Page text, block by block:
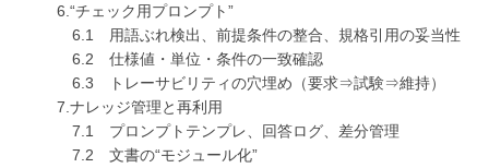
6.“チェック用プロンプト”
6.1 用語ぶれ検出、前提条件の整合、規格引用の妥当性
6.2 仕様値・単位・条件の一致確認
6.3 トレーサビリティの穴埋め（要求⇒試験⇒維持）
7.ナレッジ管理と再利用
7.1 プロンプトテンプレ、回答ログ、差分管理
7.2 文書の“モジュール化”